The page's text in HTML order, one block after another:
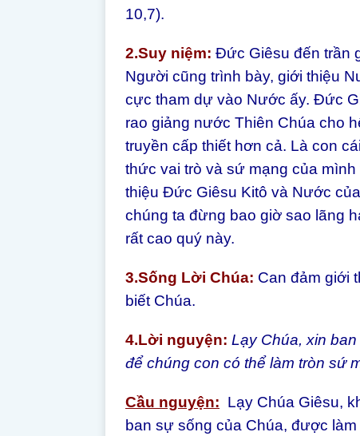
10,7).
2.Suy niệm: Đức Giêsu đến trần
Người cũng trình bày, giới thiệu
cực tham dự vào Nước ấy. Đức
rao giảng nước Thiên Chúa cho
truyền cấp thiết hơn cả. Là con
thức vai trò và sứ mạng của
thiệu Đức Giêsu Kitô và Nước
chúng ta đừng bao giờ sao lãng
rất cao quý này.
3.Sống Lời Chúa: Can đảm giới
biết Chúa.
4.Lời nguyện: Lạy Chúa, xin
để chúng con có thể làm tròn sứ
Cầu nguyện: Lạy Chúa Giêsu,
ban sự sống của Chúa, được